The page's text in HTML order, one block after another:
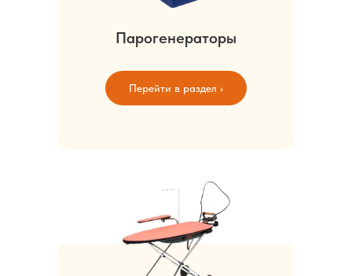
Парогенераторы
Перейти в раздел ›